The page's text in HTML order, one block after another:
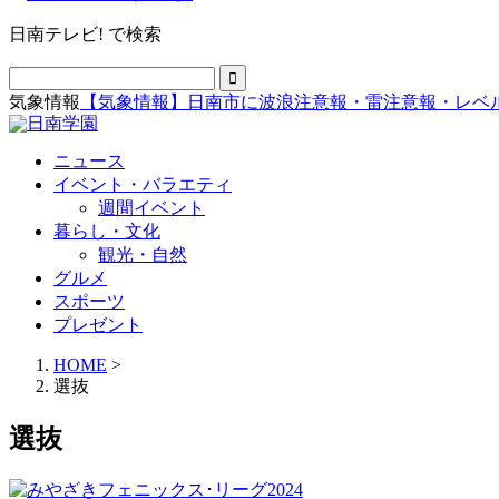
日南テレビ! で検索
気象情報 【気象情報】日南市に波浪注意報・雷注意報・レベ
ニュース
イベント・バラエティ
週間イベント
暮らし・文化
観光・自然
グルメ
スポーツ
プレゼント
HOME >
選抜
選抜